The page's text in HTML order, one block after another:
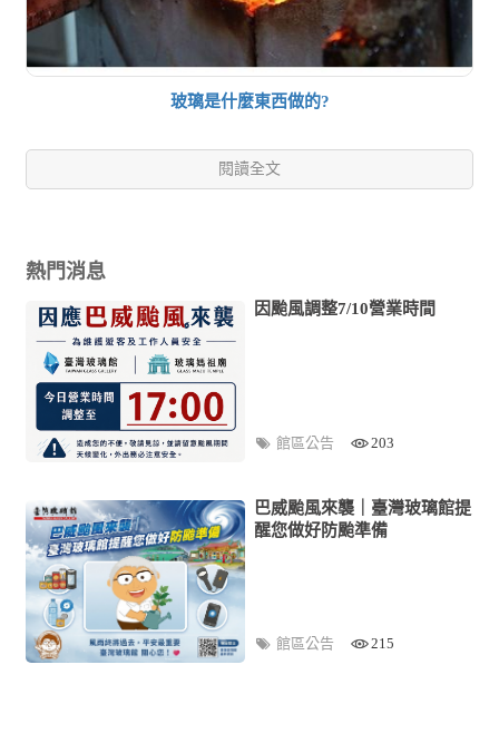
玻璃是什麼東西做的?
閱讀全文
熱門消息
因颱風調整7/10營業時間
館區公告 203
巴威颱風來襲｜臺灣玻璃館提
醒您做好防颱準備
館區公告 215